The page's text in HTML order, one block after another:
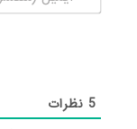
5 نظرات